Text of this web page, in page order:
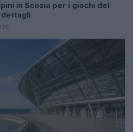
in Scozia per i giochi del
dettagli